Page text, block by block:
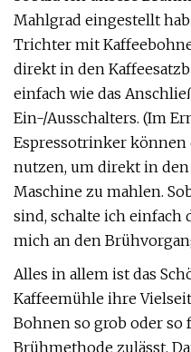
Mahlgrad eingestellt
Trichter mit
direkt in den
einfach wie das
Ein-/Ausschalters. (Im
Espressotrinker können
nutzen, um direkt in
Maschine zu mahlen.
sind, schalte ich einfach
mich an den
Alles in allem ist das
Kaffeemühle ihre
Bohnen so grob oder so
Brühmethode zulässt.